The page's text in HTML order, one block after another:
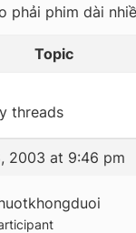
phải phim dài
Topic
threads
2003 at 9:46 pm